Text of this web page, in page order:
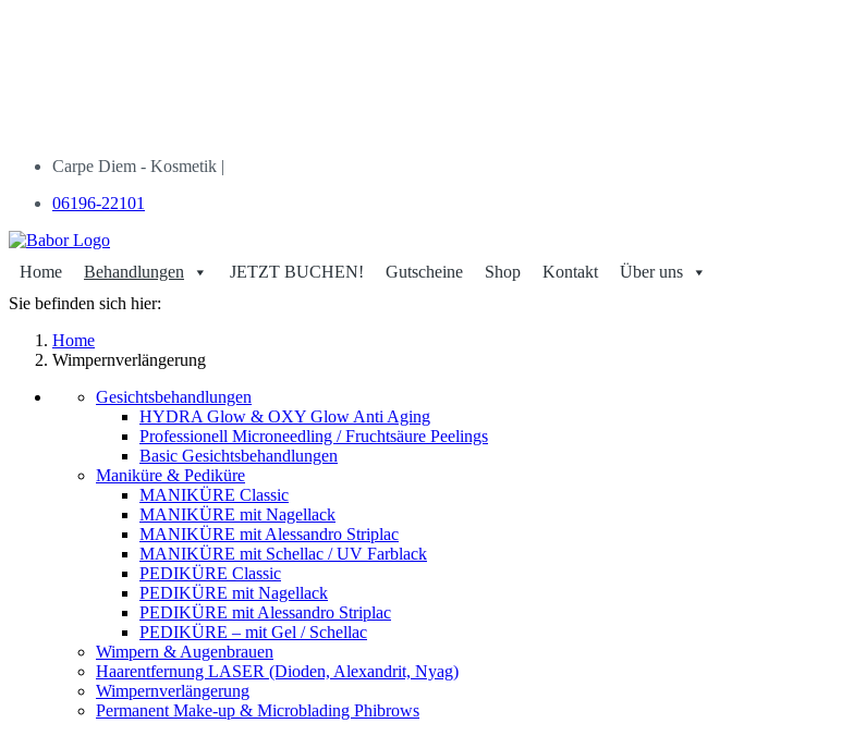
Carpe Diem - Kosmetik |
06196-22101
Home Behandlungen JETZT BUCHEN! Gutscheine Shop Kontakt
Über uns
Sie befinden sich hier:
Home
Wimpernverlängerung
Gesichtsbehandlungen
HYDRA Glow & OXY Glow Anti Aging
Professionell Microneedling / Fruchtsäure Peelings
Basic Gesichtsbehandlungen
Maniküre & Pediküre
MANIKÜRE Classic
MANIKÜRE mit Nagellack
MANIKÜRE mit Alessandro Striplac
MANIKÜRE mit Schellac / UV Farblack
PEDIKÜRE Classic
PEDIKÜRE mit Nagellack
PEDIKÜRE mit Alessandro Striplac
PEDIKÜRE – mit Gel / Schellac
Wimpern & Augenbrauen
Haarentfernung LASER (Dioden, Alexandrit, Nyag)
Wimpernverlängerung
Permanent Make-up & Microblading Phibrows